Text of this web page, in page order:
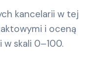
kancelarii w tej
i oceną
skali 0–100.